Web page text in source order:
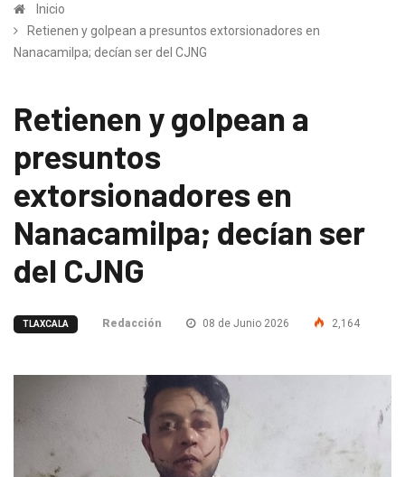
Inicio
Retienen y golpean a presuntos extorsionadores en
Nanacamilpa; decían ser del CJNG
Retienen y golpean a
presuntos
extorsionadores en
Nanacamilpa; decían ser
del CJNG
TLAXCALA Redacción 08 de Junio 2026 2,164